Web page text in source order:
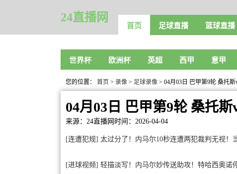
24直播网
首页 足球直播 篮球直播
世界杯 欧洲杯 英超 西甲 意甲
您的位置： 首页 > 录像 > 足球录像 > 04月03日 巴甲第9轮 桑托
04月03日 巴甲第9轮 桑托
来源：24直播网 时间：2026-04-04
[连遭犯规] 太过分了！内马尔10秒连遭两犯裁判无视！
[进球视频] 轻描淡写！内马尔妙传送助攻！特哈西奥诺